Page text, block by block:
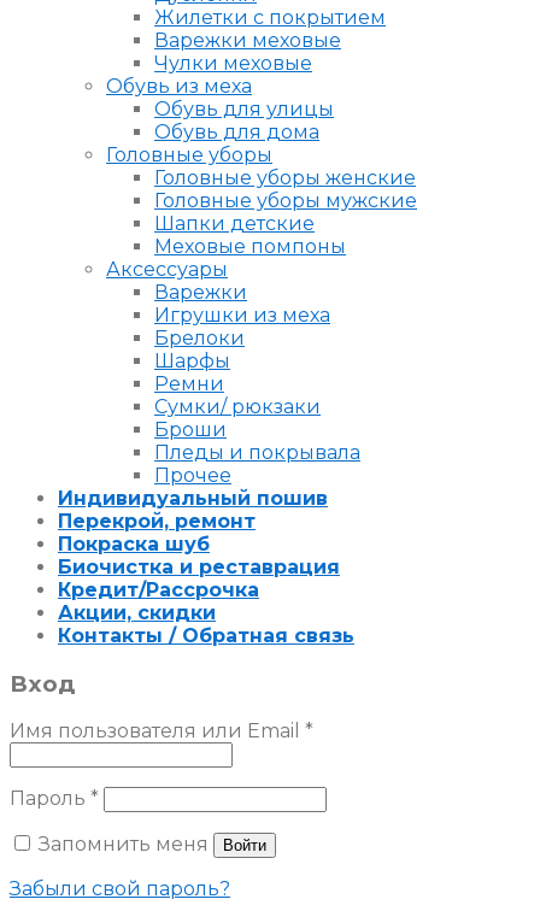
Жилетки с покрытием
Варежки меховые
Чулки меховые
Обувь из меха
Обувь для улицы
Обувь для дома
Головные уборы
Головные уборы женские
Головные уборы мужские
Шапки детские
Меховые помпоны
Аксессуары
Варежки
Игрушки из меха
Брелоки
Шарфы
Ремни
Сумки/ рюкзаки
Броши
Пледы и покрывала
Прочее
Индивидуальный пошив
Перекрой, ремонт
Покраска шуб
Биочистка и реставрация
Кредит/Рассрочка
Акции, скидки
Контакты / Обратная связь
Вход
Имя пользователя или Email *
Пароль *
Запомнить меня
Войти
Забыли свой пароль?